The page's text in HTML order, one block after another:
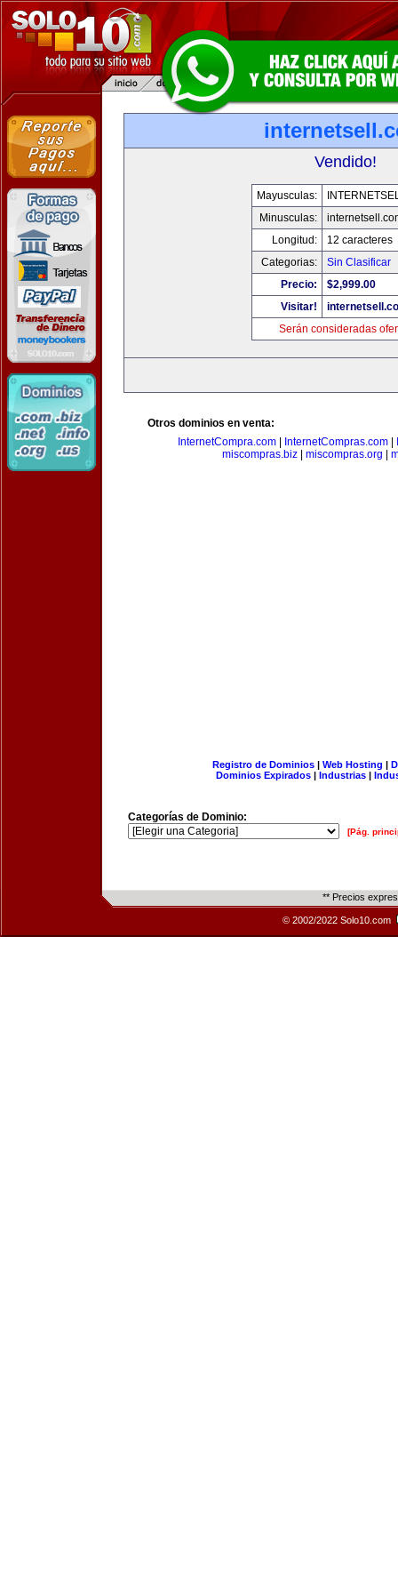
Vendido!
Mayusculas:
Minusculas:
Longitud:
12 caracteres
Categorias:
Sin Clasificar
Precio:
$2,999.00
Visitar!
Serán consideradas
Otros dominios en venta:
InternetCompra.com
InternetCompras.com
miscompras.biz
miscompras.org
Registro de Dominios| Web Hosting |
Dominios Expirados | Industrias |
Categorías de Dominio:
[Pág.
** Precios
© 2002/2022 Solo10.com